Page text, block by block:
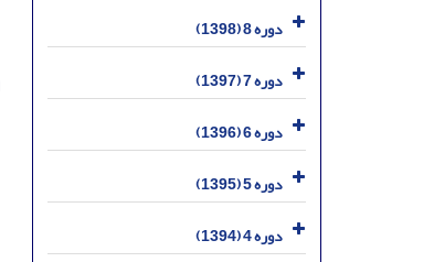
دوره 8 (1398)
دوره 7 (1397)
دوره 6 (1396)
دوره 5 (1395)
دوره 4 (1394)